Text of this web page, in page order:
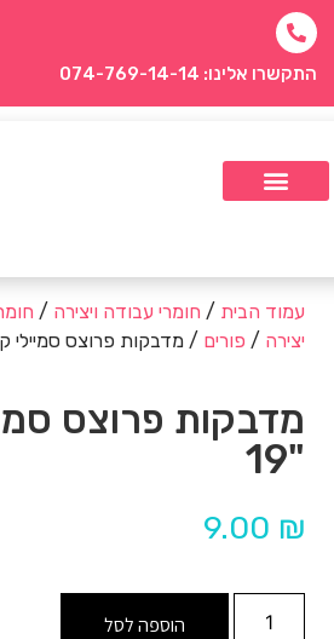
התקשרו אלינו: 074-769-14-14
עמוד הבית / חומרי עבודה ויצירה /
יצירה / פורים / מדבקות פרוצס סמיילי
מדבקות פרוצס
"19
9.00 ₪
הוספה לסל